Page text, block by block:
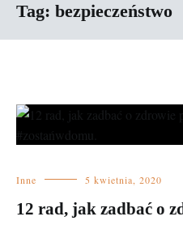
Tag: bezpieczeństwo
Inne 5 kwietnia, 2020
12 rad, jak zadbać o